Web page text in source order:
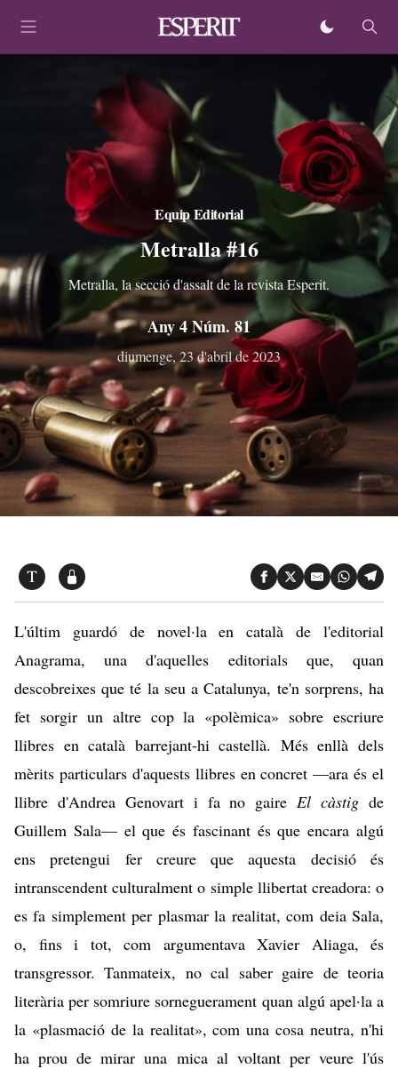
Equip Editorial
Metralla #16
Metralla, la secció d'assalt de la revista Esperit.
Any 4 Núm. 81
diumenge, 23 d'abril de 2023
L'últim guardó de novel·la en català de l'editorial
Anagrama, una d'aquelles editorials que, quan
descobreixes que té la seu a Catalunya, te'n sorprens, ha
fet sorgir un altre cop la «polèmica» sobre escriure
llibres en català barrejant-hi castellà. Més enllà dels
mèrits particulars d'aquests llibres en concret —ara és el
llibre d'Andrea Genovart i fa no gaireEl càstig de
Guillem Sala— el que és fascinant és que encara algú
ens pretengui fer creure que aquesta decisió és
intranscendent culturalment o simple llibertat creadora: o
es fa simplement per plasmar la realitat, com deia Sala,
o, fins i tot, com argumentava Xavier Aliaga, és
transgressor. Tanmateix, no cal saber gaire de teoria
literària per somriure sorneguerament quan algú apel·la a
la «plasmació de la realitat», com una cosa neutra, n'hi
ha prou de mirar una mica al voltant per veure l'ús